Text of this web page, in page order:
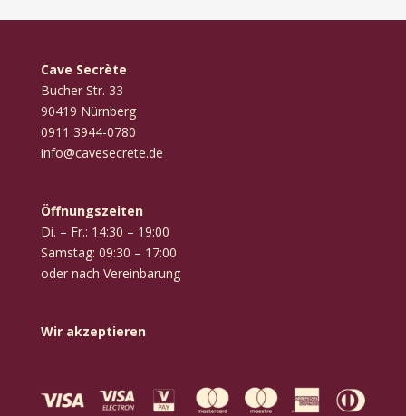
Cave Secrète
Bucher Str. 33
90419 Nürnberg
‭0911 3944-0780‬
info@cavesecrete.de
Öffnungszeiten
Di. – Fr.: 14:30 – 19:00
Samstag: 09:30 – 17:00
oder nach Vereinbarung
Wir akzeptieren